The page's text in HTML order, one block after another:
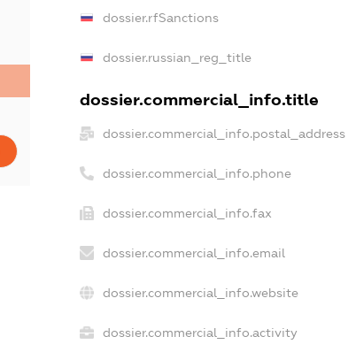
dossier.rfSanctions
dossier.russian_reg_title
dossier.commercial_info.title
dossier.commercial_info.postal_address
dossier.commercial_info.phone
dossier.commercial_info.fax
dossier.commercial_info.email
dossier.commercial_info.website
dossier.commercial_info.activity